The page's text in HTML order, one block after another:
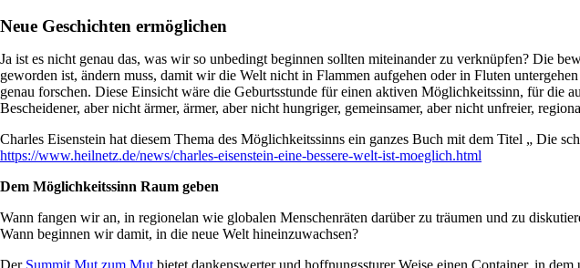
Neue Geschichten ermöglichen
Ja ist es nicht genau das, was wir so unbedingt beginnen sollten miteinander zu verknüpfen? Die
geworden ist, ändern muss, damit wir die Welt nicht in Flammen aufgehen oder in Fluten
genau forschen. Diese Einsicht wäre die Geburtsstunde für einen aktiven Möglichkeitssinn, für die
Bescheidener, aber nicht ärmer, ärmer, aber nicht hungriger, gemeinsamer, aber nicht unfreier,
Charles Eisenstein hat diesem Thema des Möglichkeitssinns ein ganzes Buch mit dem Titel „ Die
https://www.heilnetz.de/news/charles-eisenstein-eine-bessere-welt-ist-moeglich.html
Dem Möglichkeitssinn Raum geben
Wann fangen wir an, in regionelan wie globalen Menschenräten darüber zu träumen und zu
Wann beginnen wir damit, in die neue Welt hineinzuwachsen?
Der Summit Mut zum Mut bietet dankenswerter und hoffnungssturer Weise einen Container, in